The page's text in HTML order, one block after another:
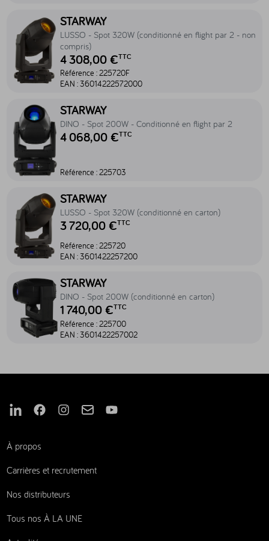
Accéder au produit LUSSO - Spot 320W (conditionné en flight par
STARWAY
LUSSO - Spot 320W (conditionné en flight par 2 - non
compris)
4 308,00 €TTC
Référence :225720F
EAN :36014222572000
Accéder au produit DINO - Spot 200W - Conditionné en flight par
STARWAY
DINO - Spot 200W - Conditionné en flight par 2
4 068,00 €TTC
Référence :225703
Accéder au produit LUSSO - Spot 320W (conditionné en carton) -
STARWAY
LUSSO - Spot 320W (conditionné en carton)
3 720,00 €TTC
Référence :225720
EAN :3601422257200
Accéder au produit DINO - Spot 200W (conditionné en carton) -
STARWAY
DINO - Spot 200W (conditionné en carton)
1 740,00 €TTC
Référence :225700
EAN :3601422257002
Nous suivre sur Linkedin
Nous suivre sur Facebook
Nous suivre sur Instagram
Nous suivre sur Mail
Nous suivre sur Youtube
À propos
Carrières et recrutement
Nos distributeurs
Tous nos À LA UNE